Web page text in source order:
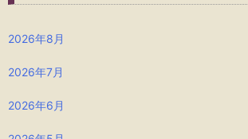
2026年8月
2026年7月
2026年6月